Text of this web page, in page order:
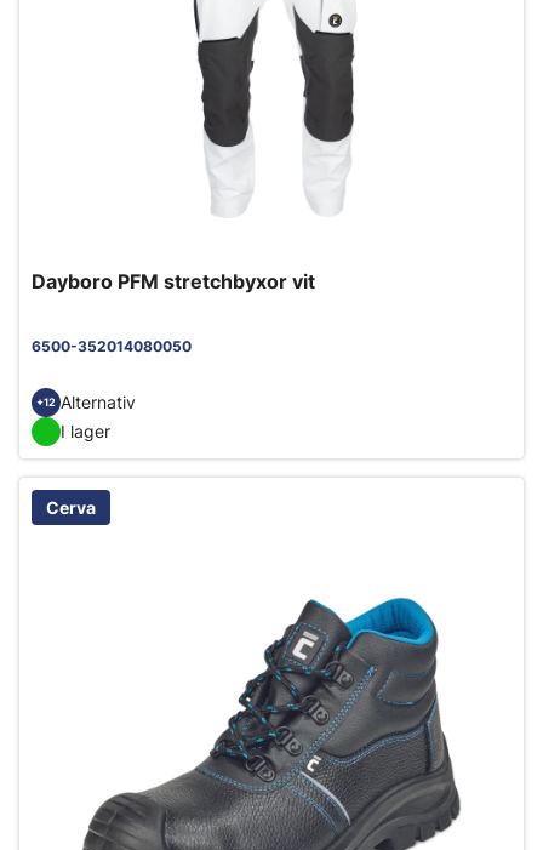
Dayboro PFM stretchbyxor vit
6500-352014080050
+12 Alternativ
I lager
Cerva